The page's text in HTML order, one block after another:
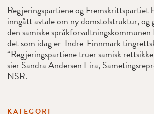
Regjeringspartiene og Fremskrittspartiet
inngått avtale om ny domstolstruktur, og
den samiske språkforvaltningskommunen
det som idag er Indre-Finnmark
“Regjeringspartiene truer samisk
sier Sandra Andersen Eira,
NSR.